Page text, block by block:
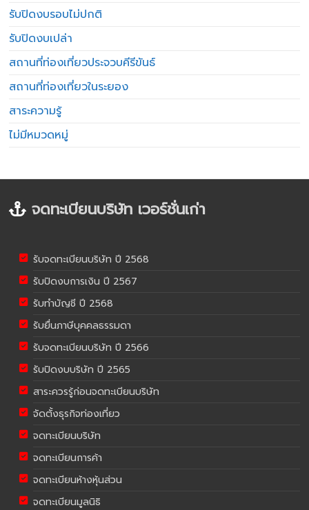
รับปิดงบรอบไม่ปกติ
รับปิดงบเปล่า
สถานที่ท่องเที่ยวประจวบคีรีขันธ์
สถานที่ท่องเที่ยวในระยอง
สาระความรู้
ไม่มีหมวดหมู่
จดทะเบียนบริษัท เวอร์ชั่นเก่า
รับจดทะเบียนบริษัท ปี 2568
รับปิดงบการเงิน ปี 2567
รับทำบัญชี ปี 2568
รับยื่นภาษีบุคคลธรรมดา
รับจดทะเบียนบริษัท ปี 2566
รับปิดงบบริษัท ปี 2565
สาระควรรู้ก่อนจดทะเบียนบริษัท
จัดตั้งธุรกิจท่องเที่ยว
จดทะเบียนบริษัท
จดทะเบียนการค้า
จดทะเบียนห้างหุ้นส่วน
จดทะเบียนมูลนิธิ